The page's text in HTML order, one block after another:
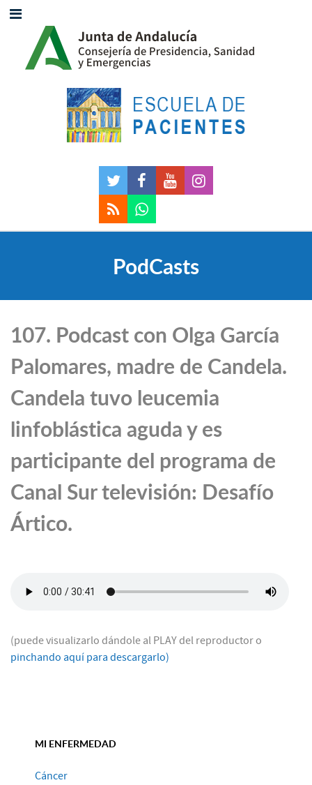
PodCasts
107. Podcast con Olga García
Palomares, madre de Candela.
Candela tuvo leucemia
linfoblástica aguda y es
participante del programa de
Canal Sur televisión: Desafío
Ártico.
(puede visualizarlo dándole al PLAY del reproductor o
pinchando aquí para descargarlo)
MI ENFERMEDAD
Cáncer